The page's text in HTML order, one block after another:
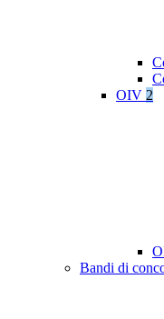
OIV 2
Bandi di